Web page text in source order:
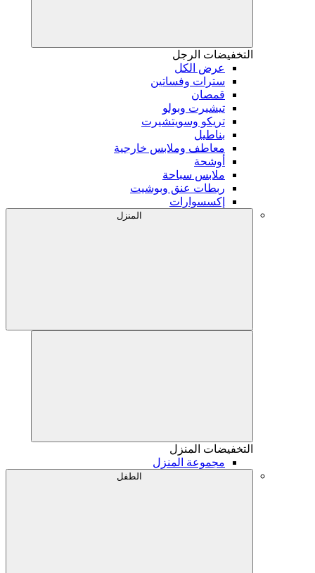
التخفيضات الرجل
عرض الكل
سترات وفساتين
قمصان
تيشيرت وبولو
تريكو وسويتشيرت
بناطيل
معاطف وملابس خارجية
أوشحة
ملابس سباحة
ربطات عنق وبوشيت
إكسسوارات
المنزل
التخفيضات المنزل
مجموعة المنزل
الطفل